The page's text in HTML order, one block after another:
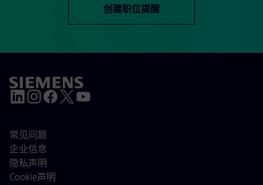
创建职位提醒
常见问题
企业信息
隐私声明
Cookie声明